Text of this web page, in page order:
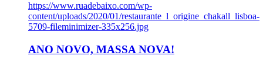
https://www.ruadebaixo.com/wp-
content/uploads/2020/01/restaurante_l_origine_chakall_lisboa-
5709-fileminimizer-335x256.jpg
ANO NOVO, MASSA NOVA!